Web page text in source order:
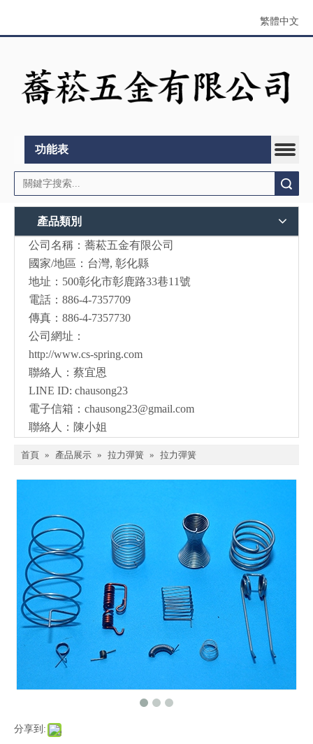
繁體中文
功能表
產品類別
公司名稱：蕎菘五金有限公司
國家/地區：台灣, 彰化縣
地址：500彰化市彰鹿路33巷11號
電話：886-4-7357709
傳真：886-4-7357730
公司網址：
http://www.cs-spring.com
聯絡人：蔡宜恩
LINE ID: chausong23
電子信箱： chausong23@gmail.com
聯絡人：陳小姐
首頁 » 產品展示 » 拉力彈簧 » 拉力彈簧
分享到: